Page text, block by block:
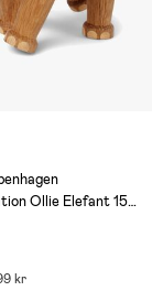
Ollie Elefant 15
kr